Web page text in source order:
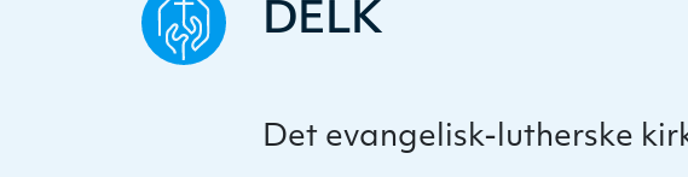
DELK
Det evangelisk-lutherske